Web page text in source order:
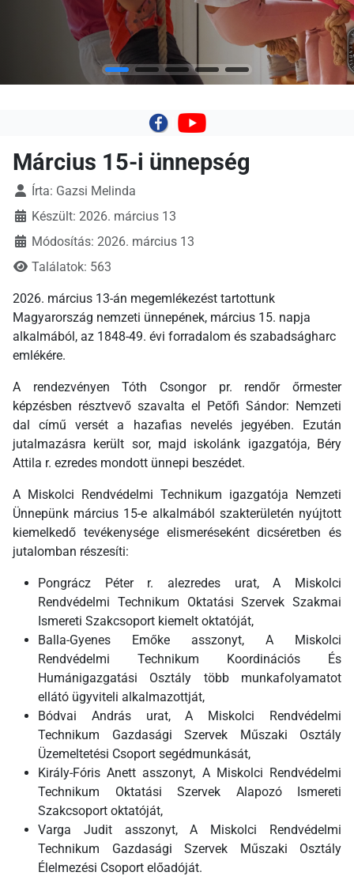
Március 15-i ünnepség
Írta: Gazsi Melinda
Készült: 2026. március 13
Módosítás: 2026. március 13
Találatok: 563
2026. március 13-án megemlékezést tartottunk
Magyarország nemzeti ünnepének, március 15. napja
alkalmából, az 1848-49. évi forradalom és szabadságharc
emlékére.
A rendezvényen Tóth Csongor pr. rendőr őrmester
képzésben résztvevő szavalta el Petőfi Sándor: Nemzeti
dal című versét a hazafias nevelés jegyében. Ezután
jutalmazásra került sor, majd iskolánk igazgatója, Béry
Attila r. ezredes mondott ünnepi beszédet.
A Miskolci Rendvédelmi Technikum igazgatója Nemzeti
Ünnepünk március 15-e alkalmából szakterületén nyújtott
kiemelkedő tevékenysége elismeréseként dicséretben és
jutalomban részesíti:
Pongrácz Péter r. alezredes urat, A Miskolci
Rendvédelmi Technikum Oktatási Szervek Szakmai
Ismereti Szakcsoport kiemelt oktatóját,
Balla-Gyenes Emőke asszonyt, A Miskolci
Rendvédelmi Technikum Koordinációs És
Humánigazgatási Osztály több munkafolyamatot
ellátó ügyviteli alkalmazottját,
Bódvai András urat, A Miskolci Rendvédelmi
Technikum Gazdasági Szervek Műszaki Osztály
Üzemeltetési Csoport segédmunkását,
Király-Fóris Anett asszonyt, A Miskolci Rendvédelmi
Technikum Oktatási Szervek Alapozó Ismereti
Szakcsoport oktatóját,
Varga Judit asszonyt, A Miskolci Rendvédelmi
Technikum Gazdasági Szervek Műszaki Osztály
Élelmezési Csoport előadóját.